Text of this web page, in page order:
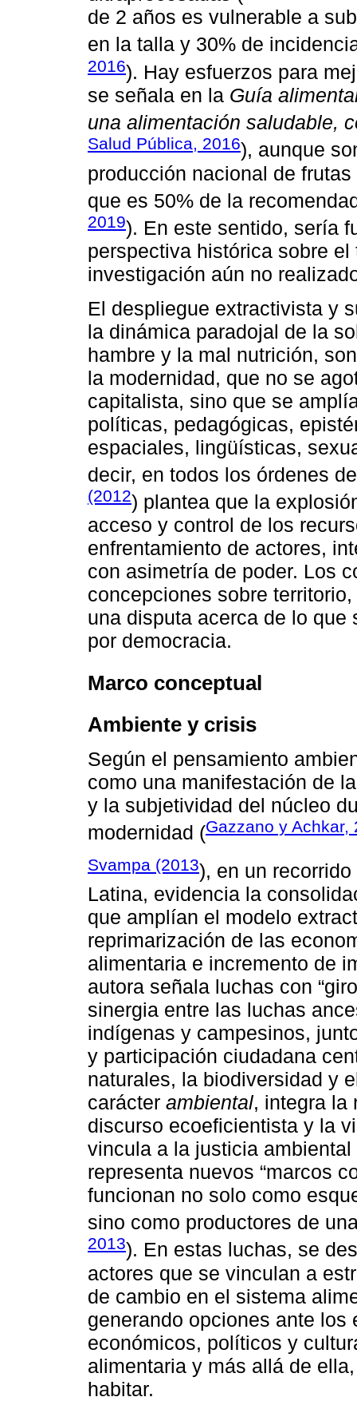
de 2 años es vulnerable a
en la talla y 30% de
2016). Hay esfuerzos para
se señala en la Guía
una alimentación saludable,
Salud Pública, 2016), aunque
producción nacional de
que es 50% de la
2019). En este sentido, sería
perspectiva histórica sobre
investigación aún no
El despliegue extractivista y
la dinámica paradojal de la
hambre y la mal nutrición,
la modernidad, que no se
capitalista, sino que se
políticas, pedagógicas,
espaciales, lingüísticas,
decir, en todos los órdenes
(2012) plantea que la
acceso y control de los
enfrentamiento de actores,
con asimetría de poder. Los
concepciones sobre
una disputa acerca de lo
por democracia.
Marco conceptual
Ambiente y crisis
Según el pensamiento
como una manifestación de
y la subjetividad del núcleo
modernidad (Gazzano y Achkar,
Svampa (2013), en un
Latina, evidencia la
que amplían el modelo
reprimarización de las
alimentaria e incremento de
autora señala luchas con
sinergia entre las luchas
indígenas y campesinos,
y participación ciudadana
naturales, la biodiversidad y
carácter ambiental, integra
discurso ecoeficientista y la
vincula a la justicia
representa nuevos “marcos
funcionan no solo como
sino como productores de
2013). En estas luchas, se
actores que se vinculan a
de cambio en el sistema
generando opciones ante
económicos, políticos y
alimentaria y más allá de
habitar.